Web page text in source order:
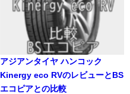
アジアンタイヤ ハンコック
Kinergy eco RVのレビューとBS
エコピアとの比較